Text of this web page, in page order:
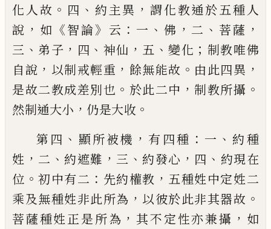
化 人故 。 四 、 約主異 ， 謂化教通於五種人
說 ， 如 《智論》 云 ： 一 、 佛 ， 二 、 菩薩 ，
三 、 弟子 ， 四 、 神仙 ， 五 、變化 ； 制教唯佛
自說 ， 以制戒輕重 ， 餘無能故 。 由此四異 ，
是故二教成差別也 。 於此二中 ，制教所攝 。
然制通大小 ， 仍是大收 。
第四 、 顯所被機 ， 有四種 ： 一 、 約種
姓 ， 二 、 約遮難 ， 三 、 約發心 ， 四 、 約現在
位 。初中有二 ： 先約權教 ， 五種姓中定姓二
乘及無種姓非此所為 ， 以彼於此非其器故 。
菩薩種姓正是所為 ，其不定性亦兼攝 ， 如